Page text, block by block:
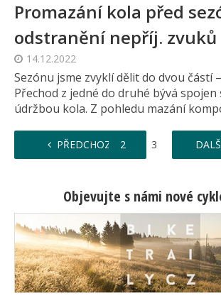
Promazání kola před
odstranění nepříj. zvuků
14.12.2022
Sezónu jsme zvyklí dělit do dvou částí
Přechod z jedné do druhé bývá
údržbou kola. Z pohledu mazání
PŘEDCHOZÍ
1 2 3 …
Objevujte s námi nové